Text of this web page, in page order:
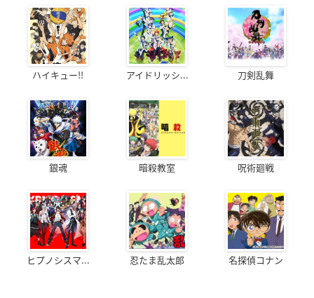
ハイキュー!! アイドリッシ... 刀剣乱舞
銀魂 暗殺教室 呪術廻戦
ヒプノシスマ... 忍たま乱太郎 名探偵コナン